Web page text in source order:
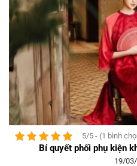
5/5 - (1 bình
Bí quyết phối phụ kiện
19/